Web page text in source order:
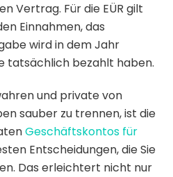
Vertrag. Für die EÜR gilt
Einnahmen, das
wird in dem Jahr
tatsächlich bezahlt haben.
und private von
sauber zu trennen, ist die
Geschäftskontos für
Entscheidungen, die Sie
Das erleichtert nicht nur